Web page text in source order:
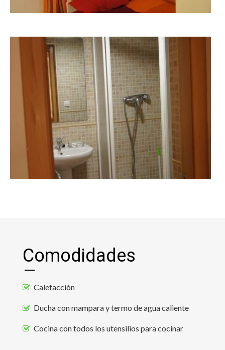
Comodidades
Calefacción
Ducha con mampara y termo de agua caliente
Cocina con todos los utensilios para cocinar